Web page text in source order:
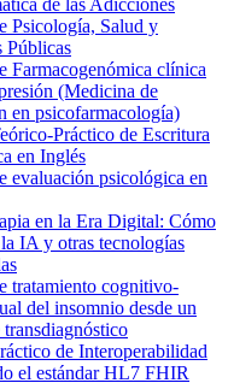
de las Adicciones
Psicología, Salud y
Públicas
Farmacogenómica clínica
(Medicina de
en psicofarmacología)
Práctico de Escritura
en Inglés
evaluación psicológica en
en la Era Digital: Cómo
IA y otras tecnologías
tratamiento cognitivo-
del insomnio desde un
de Interoperabilidad
el estándar HL7 FHIR